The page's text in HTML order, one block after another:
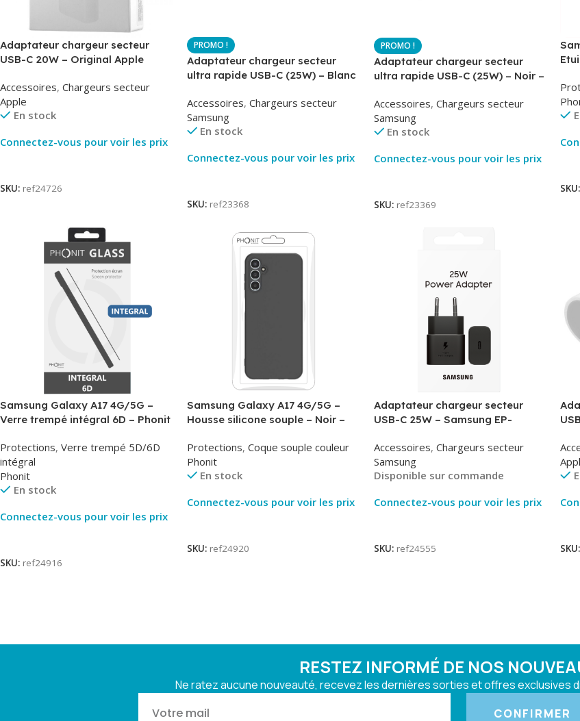
Adaptateur chargeur secteur
USB-C 20W – Original Apple
Accessoires, Chargeurs secteur
Apple
En stock
Connectez-vous pour voir les prix
SKU: ref24726
Adaptateur chargeur secteur
ultra rapide USB-C (25W) – Blanc
Accessoires, Chargeurs secteur
Samsung
En stock
Connectez-vous pour voir les prix
SKU: ref23368
Adaptateur chargeur secteur
ultra rapide USB-C (25W) – Noir –
Accessoires, Chargeurs secteur
Samsung
En stock
Connectez-vous pour voir les prix
SKU: ref23369
SKU:
Samsung Galaxy A17 4G/5G –
Verre trempé intégral 6D – Phonit
Protections, Verre trempé 5D/6D
intégral
Phonit
En stock
Connectez-vous pour voir les prix
SKU: ref24916
Samsung Galaxy A17 4G/5G –
Housse silicone souple – Noir –
Protections, Coque souple couleur
Phonit
En stock
Connectez-vous pour voir les prix
SKU: ref24920
Adaptateur chargeur secteur
USB-C 25W – Samsung EP-
Original
Accessoires, Chargeurs secteur
Samsung
Disponible sur commande
Connectez-vous pour voir les prix
SKU: ref24555 SKU:
RESTEZ INFORMÉ DE NOS
Ne ratez aucune nouveauté, recevez les dernières sorties et offres exclusives
CONFIRMER